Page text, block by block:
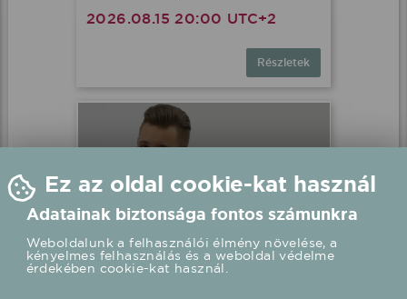
2026.08.15 20:00 UTC+2
Részletek
Ez az oldal cookie-kat használ
Adatainak biztonsága fontos számunkra
Weboldalunk a felhasználói élmény növelése, a
kényelmes felhasználás és a weboldal védelme
érdekében cookie-kat használ.